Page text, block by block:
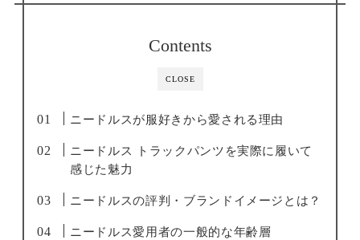
CLOSE
Contents
ニードルスが服好きから愛される理由
ニードルス トラックパンツを実際に履いて
感じた魅力
ニードルスの評判・ブランドイメージとは？
ニードルス愛用者の一般的な年齢層